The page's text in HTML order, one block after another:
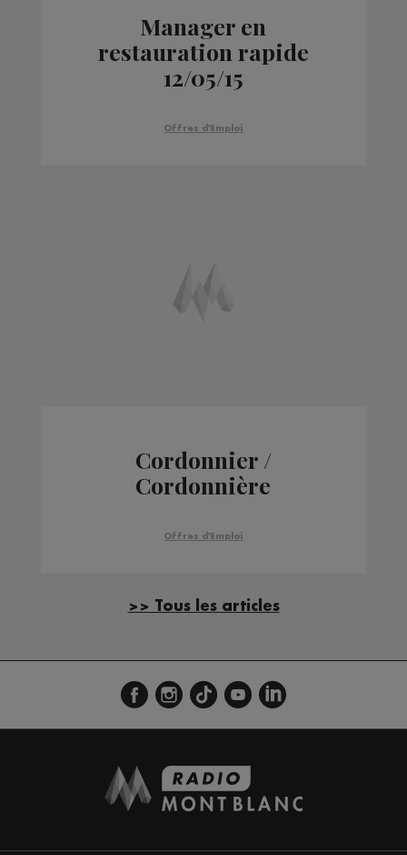
Manager en
restauration rapide
12/05/15
Offres d'Emploi
Cordonnier /
Cordonnière
Offres d'Emploi
>> Tous les articles